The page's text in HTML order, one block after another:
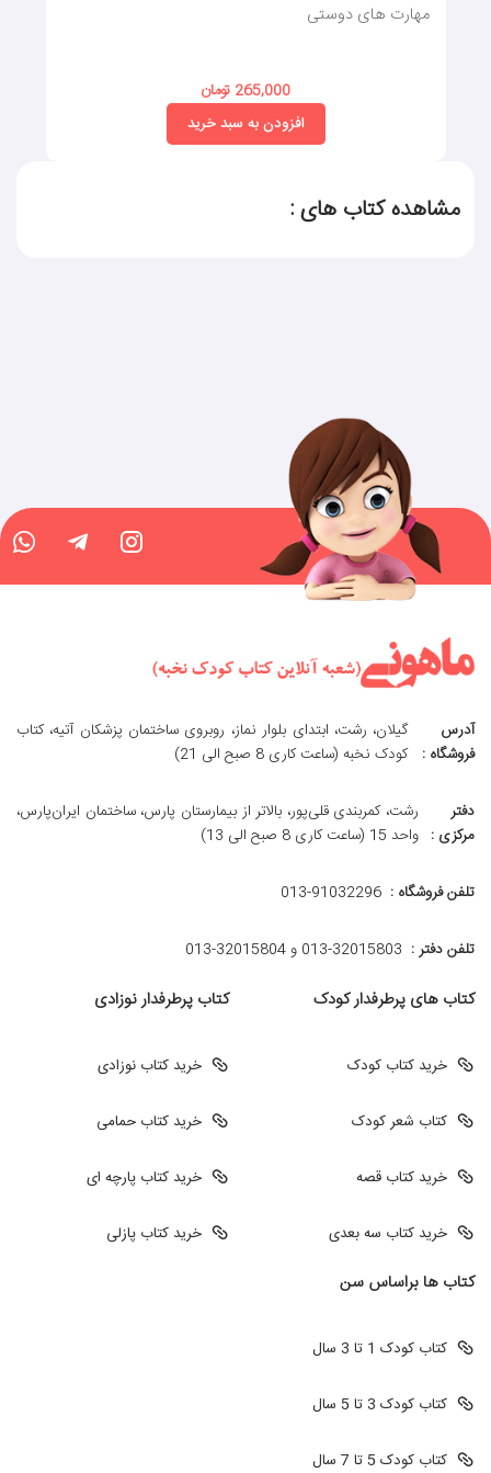
مهارت های دوستی
265,000 تومان
افزودن به سبد خرید
مشاهده کتاب های :
آدرس
فروشگاه :
گیلان، رشت، ابتدای بلوار نماز، روبروی ساختمان پزشکان آتیه، کتاب
کودک نخبه (ساعت کاری 8 صبح الی 21)
دفتر
مرکزی :
رشت، کمربندی قلی‌پور، بالاتر از بیمارستان پارس، ساختمان ایران‌پارس،
واحد 15 (ساعت کاری 8 صبح الی 13)
تلفن فروشگاه : 013-91032296
تلفن دفتر : 013-32015803 و 32015804-013
کتاب های پرطرفدار کودک
خرید کتاب کودک
کتاب شعر کودک
خرید کتاب قصه
خرید کتاب سه بعدی
کتاب پرطرفدار نوزادی
خرید کتاب نوزادی
خرید کتاب حمامی
خرید کتاب پارچه ای
خرید کتاب پازلی
کتاب ها براساس سن
کتاب کودک 1 تا 3 سال
کتاب کودک 3 تا 5 سال
کتاب کودک 5 تا 7 سال